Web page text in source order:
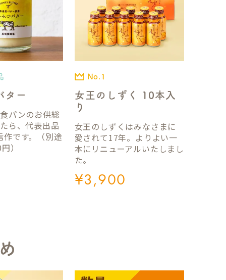
ター
パンのお供総
ら、代表出品
作です。（別途
）
No.1
女王のしずく 10本入
り
女王のしずくはみなさまに
愛されて17年。よりよい一
本にリニューアルいたしまし
た。
¥3,900